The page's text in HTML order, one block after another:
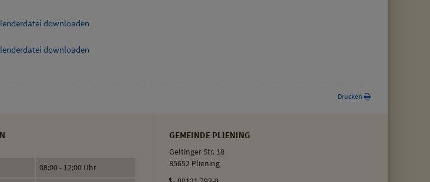
downloaden
downloaden
Drucken
08:00 - 12:00 Uhr
GEMEINDE PLIENING
Geltinger Str. 18
85652 Pliening